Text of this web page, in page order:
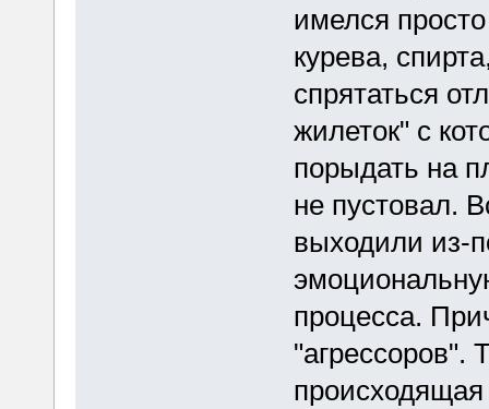
имелся
курева,
спрятаться
жилеток" с
порыдать на
не пустовал.
выходили из-
процесса.
"агрессоров".